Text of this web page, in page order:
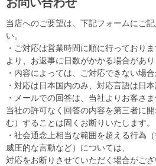
当店へのご要望は、下記フォームにご
い。
・ご対応は営業時間に順に行っており
より、お返事に日数がかかる場合があり
・内容によっては、ご対応できない場合
・対応は日本国内のみ、対応言語は日本
・メールでの回答は、当社よりお客さ
当社の許可なく回答の内容を第三者に
む）することは固くお断りいたします。
・社会通念上相当な範囲を超える行為
威圧的な言動など）については、
対応をお断りさせていただく場合がござ